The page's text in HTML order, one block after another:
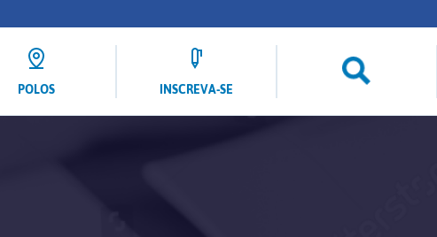
POLOS INSCREVA-SE